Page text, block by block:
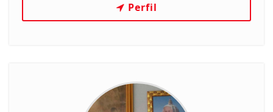
Perfil